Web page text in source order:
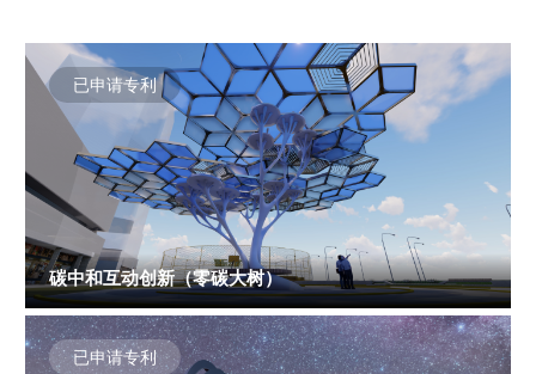
已申请专利
碳中和互动创新（零碳大树）
已申请专利